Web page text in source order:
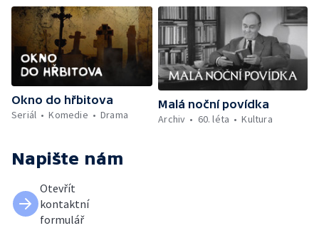
Okno do hřbitova
Seriál
Komedie Drama
Malá noční povídka
Archiv
60. léta Kultura
Napište nám
Otevřít
kontaktní
formulář